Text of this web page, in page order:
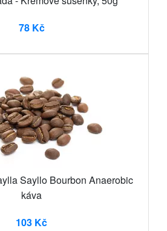
78 Kč
Sayllo Bourbon Anaerobic
káva
103 Kč